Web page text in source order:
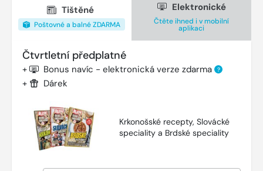
Tištěné
Poštovné a balné ZDARMA
Elektronické
Čtěte ihned i v mobilní
aplikaci
Čtvrtletní předplatné
+ Bonus navíc - elektronická verze zdarma ?
+ Dárek
Krkonošské recepty, Slovácké
speciality a Brdské speciality